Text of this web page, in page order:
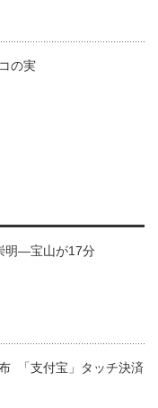
の実
明―宝山が17分
「支付宝」タッチ決済